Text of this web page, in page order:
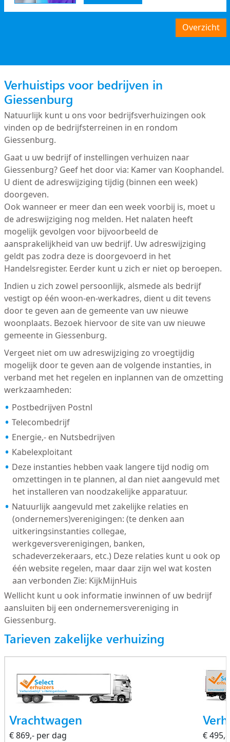
Overzicht
Verhuistips voor bedrijven in
Giessenburg
Natuurlijk kunt u ons voor bedrijfsverhuizingen ook
vinden op de bedrijfsterreinen in en rondom
Giessenburg.
Gaat u uw bedrijf of instellingen verhuizen naar
Giessenburg? Geef het door via: Kamer van Koophandel.
U dient de adreswijziging tijdig (binnen een week)
doorgeven.
Ook wanneer er meer dan een week voorbij is, moet u
de adreswijziging nog melden. Het nalaten heeft
mogelijk gevolgen voor bijvoorbeeld de
aansprakelijkheid van uw bedrijf. Uw adreswijziging
geldt pas zodra deze is doorgevoerd in het
Handelsregister. Eerder kunt u zich er niet op beroepen.
Indien u zich zowel persoonlijk, alsmede als bedrijf
vestigt op één woon-en-werkadres, dient u dit tevens
door te geven aan de gemeente van uw nieuwe
woonplaats. Bezoek hiervoor de site van uw nieuwe
gemeente in Giessenburg.
Vergeet niet om uw adreswijziging zo vroegtijdig
mogelijk door te geven aan de volgende instanties, in
verband met het regelen en inplannen van de omzetting
werkzaamheden:
Postbedrijven Postnl
Telecombedrijf
Energie,- en Nutsbedrijven
Kabelexploitant
Deze instanties hebben vaak langere tijd nodig om
omzettingen in te plannen, al dan niet aangevuld met
het installeren van noodzakelijke apparatuur.
Natuurlijk aangevuld met zakelijke relaties en
(ondernemers)verenigingen: (te denken aan
uitkeringsinstanties collegae,
werkgeversverenigingen, banken,
schadeverzekeraars, etc.) Deze relaties kunt u ook op
één website regelen, maar daar zijn wel wat kosten
aan verbonden Zie: KijkMijnHuis
Wellicht kunt u ook informatie inwinnen of uw bedrijf
aansluiten bij een ondernemersvereniging in
Giessenburg.
Tarieven zakelijke verhuizing
Vrachtwagen
€ 869,- per dag €